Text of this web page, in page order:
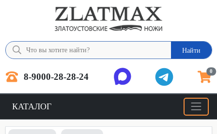
Найти
8-9000-28-28-24 0
КАТАЛОГ